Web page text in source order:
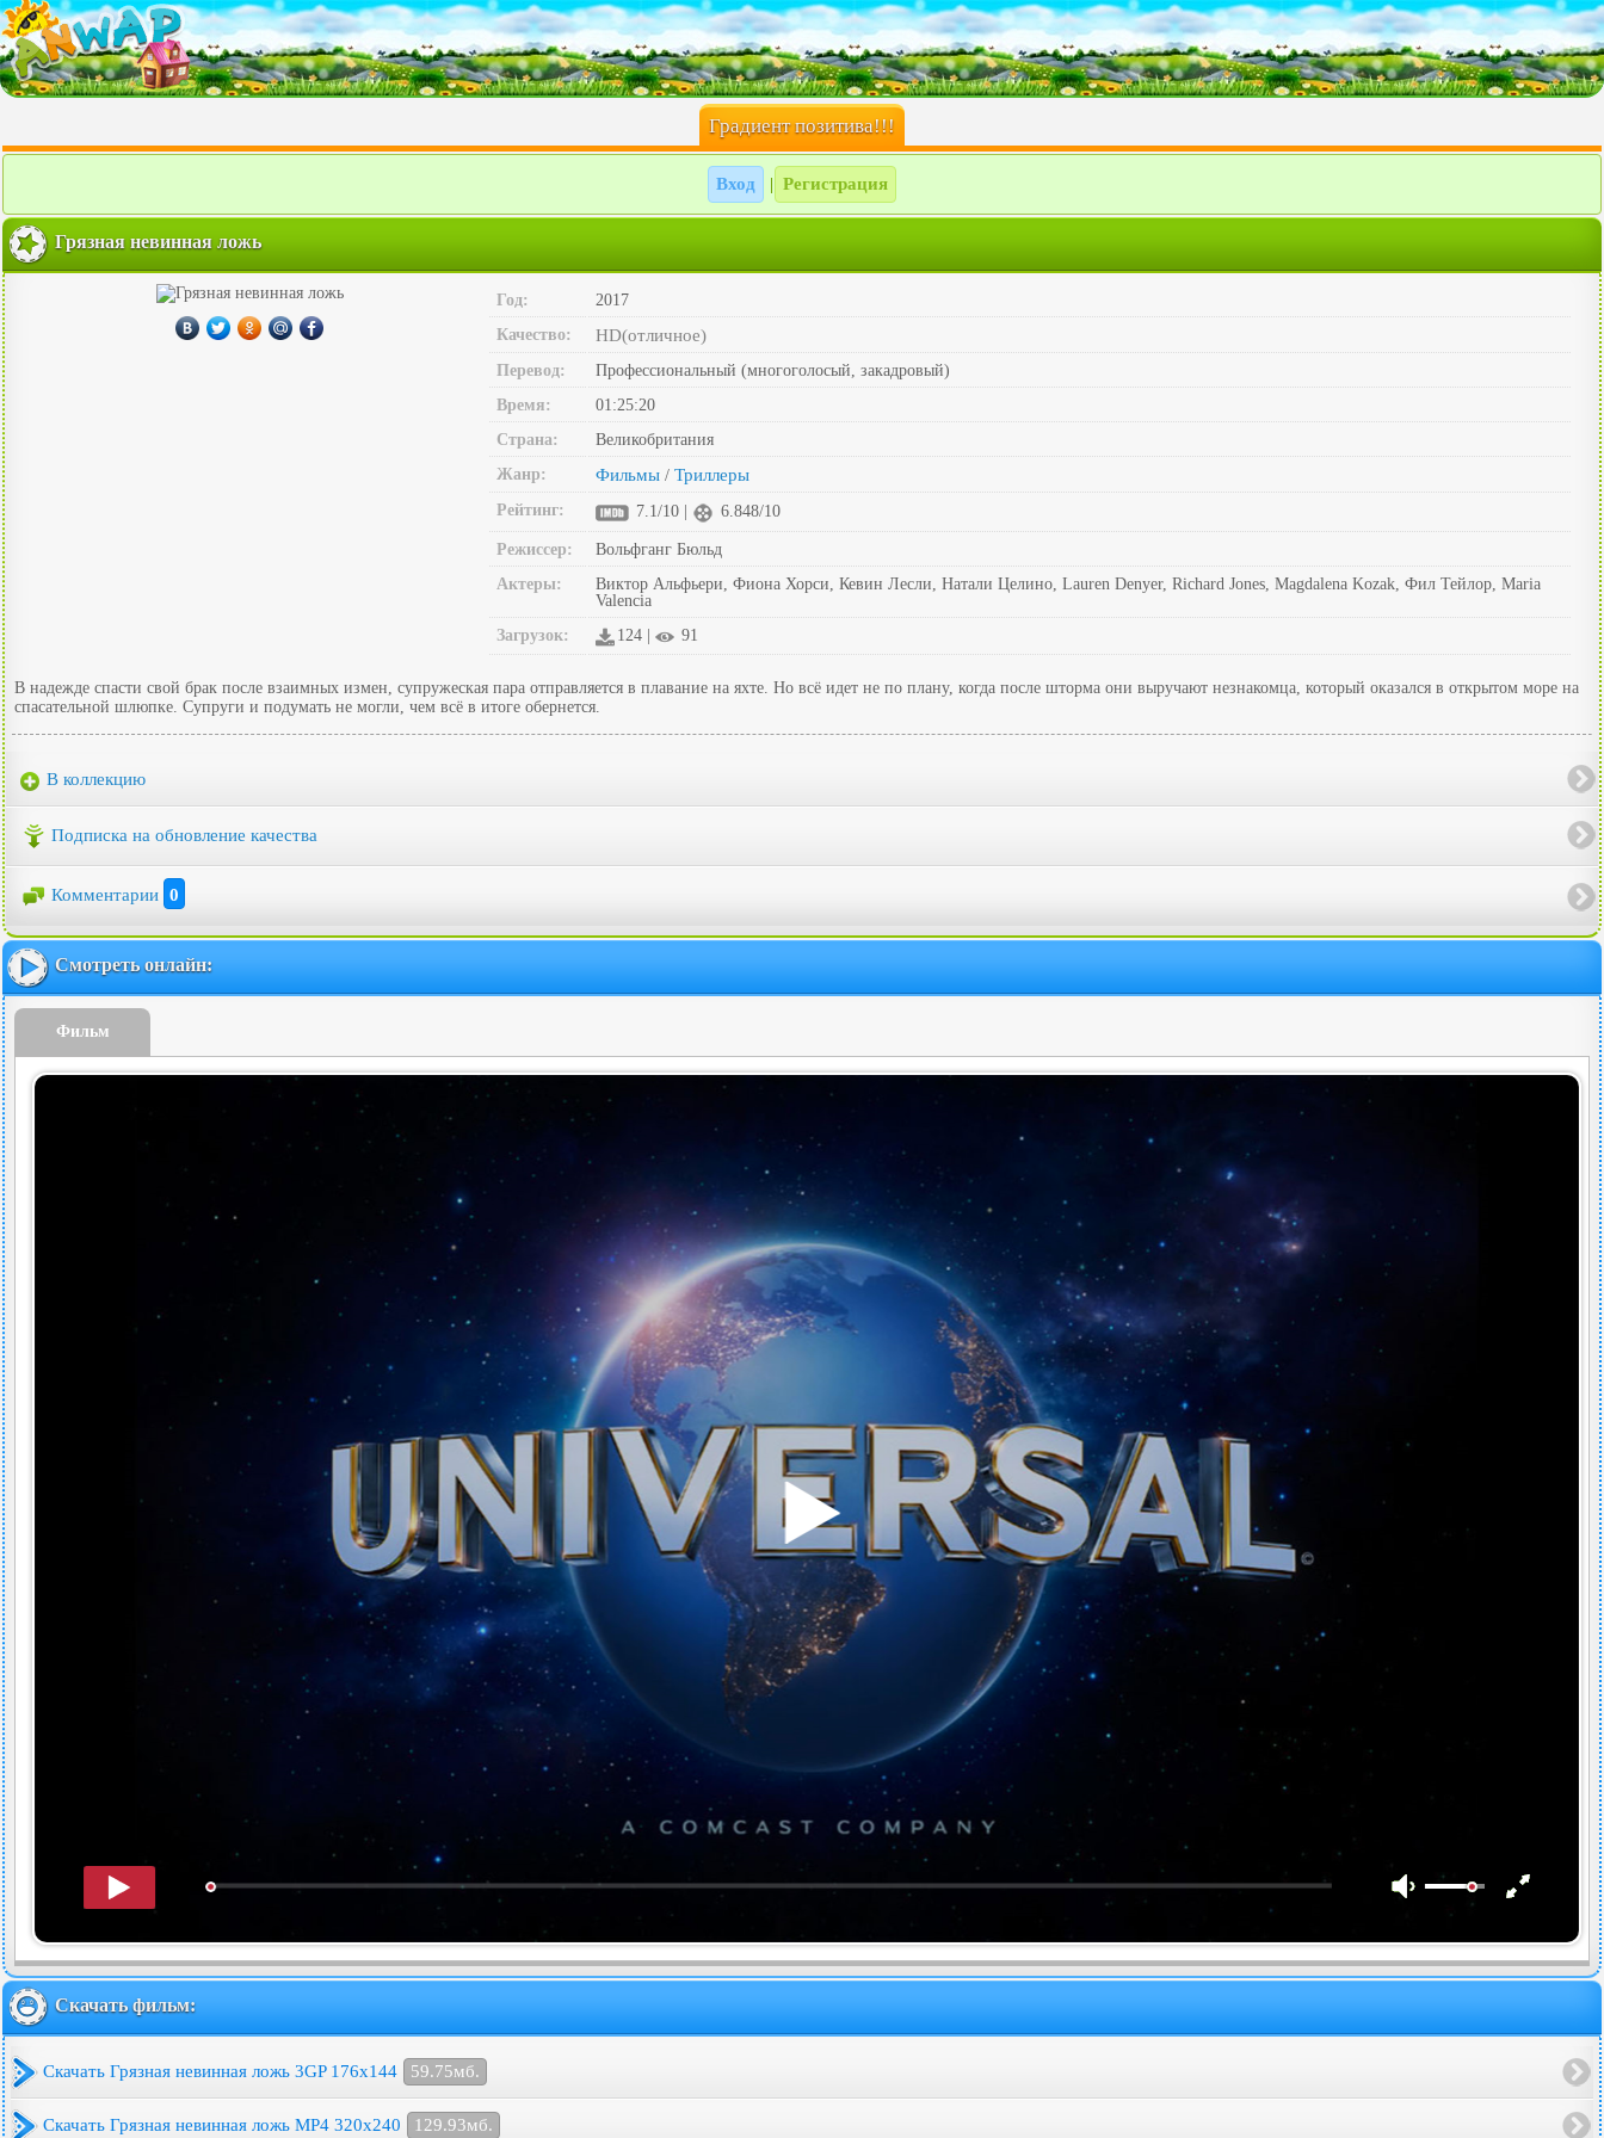
Градиент позитива!!!
Вход Регистрация
Грязная невинная ложь
Год:
2017
Качество:
HD(отличное)
Перевод:
Профессиональный (многоголосый, закадровый)
Время:
01:25:20
Страна:
Великобритания
Жанр:
Фильмы / Триллеры
Рейтинг: 7.1/10 | 6.848/10
Режиссер:
Вольфганг Бюльд
Актеры:
Виктор Альфьери, Фиона Хорси, Кевин Лесли, Натали Целино, Lauren Denyer, Richard Jones, Magdalena Kozak, Фил Тейлор, Maria
Valencia
Загрузок:
124 | 91
В надежде спасти свой брак после взаимных измен, супружеская пара отправляется в плавание на яхте. Но всё идет не по плану, когда после шторма они выручают незнакомца, который оказался в открытом море на
спасательной шлюпке. Супруги и подумать не могли, чем всё в итоге обернется.
В коллекцию
Подписка на обновление качества
Комментарии 0
Смотреть онлайн:
Фильм
Скачать фильм:
Скачать Грязная невинная ложь 3GP 176x144 59.75мб.
Скачать Грязная невинная ложь MP4 320x240 129.93мб.